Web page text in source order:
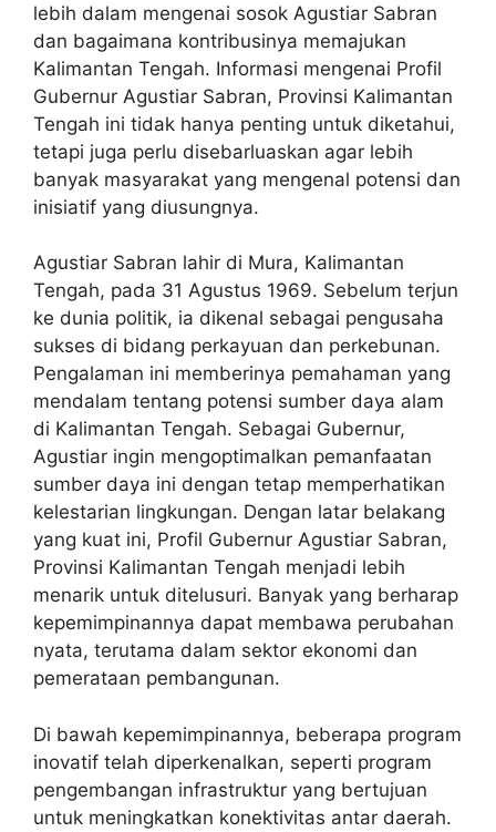
lebih dalam mengenai sosok Agustiar Sabran
dan bagaimana kontribusinya memajukan
Kalimantan Tengah. Informasi mengenai Profil
Gubernur Agustiar Sabran, Provinsi Kalimantan
Tengah ini tidak hanya penting untuk diketahui,
tetapi juga perlu disebarluaskan agar lebih
banyak masyarakat yang mengenal potensi dan
inisiatif yang diusungnya.
Agustiar Sabran lahir di Mura, Kalimantan
Tengah, pada 31 Agustus 1969. Sebelum terjun
ke dunia politik, ia dikenal sebagai pengusaha
sukses di bidang perkayuan dan perkebunan.
Pengalaman ini memberinya pemahaman yang
mendalam tentang potensi sumber daya alam
di Kalimantan Tengah. Sebagai Gubernur,
Agustiar ingin mengoptimalkan pemanfaatan
sumber daya ini dengan tetap memperhatikan
kelestarian lingkungan. Dengan latar belakang
yang kuat ini, Profil Gubernur Agustiar Sabran,
Provinsi Kalimantan Tengah menjadi lebih
menarik untuk ditelusuri. Banyak yang berharap
kepemimpinannya dapat membawa perubahan
nyata, terutama dalam sektor ekonomi dan
pemerataan pembangunan.
Di bawah kepemimpinannya, beberapa program
inovatif telah diperkenalkan, seperti program
pengembangan infrastruktur yang bertujuan
untuk meningkatkan konektivitas antar daerah.